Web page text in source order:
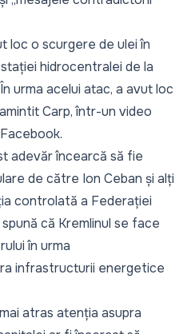
loc o scurgere de ulei în
hidrocentralei de la
urma acelui atac, a avut loc
Carp, într-un video
adevăr încearcă să fie
de către Ion Ceban și alți
controlată a Federației
că Kremlinul se face
în urma
infrastructurii energetice
atras atenția asupra